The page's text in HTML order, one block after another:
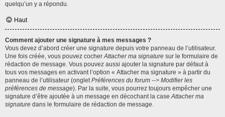
quelqu’un y a répondu.
Haut
Comment ajouter une signature à mes messages ?
Vous devez d’abord créer une signature depuis votre panneau de l’utilisateur.
Une fois créée, vous pouvez cocherAttacher ma signature sur le formulaire de
rédaction de message. Vous pouvez aussi ajouter la signature par défaut à
tous vos messages en activant l’option « Attacher ma signature » à partir du
panneau de l’utilisateur (ongletPréférences du forum --> Modifier les
préférences de message). Par la suite, vous pourrez toujours empêcher une
signature d’être ajoutée à un message en décochant la caseAttacher ma
signature dans le formulaire de rédaction de message.